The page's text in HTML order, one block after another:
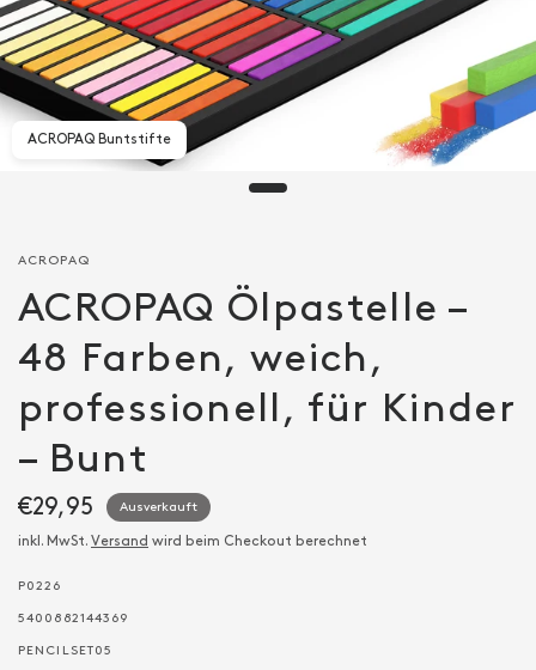
ACROPAQ Buntstifte
ACROPAQ
ACROPAQ Ölpastelle –
48 Farben, weich,
professionell, für Kinder
– Bunt
€29,95 Ausverkauft
inkl. MwSt. Versand wird beim Checkout berechnet
P0226
5400882144369
PENCILSET05